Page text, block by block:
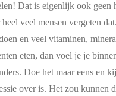
Dat is eigenlijk ook geen
veel mensen vergeten
en veel vitaminen,
eten, dan voel je je
Doe het maar eens en
over is. Het zou kunnen